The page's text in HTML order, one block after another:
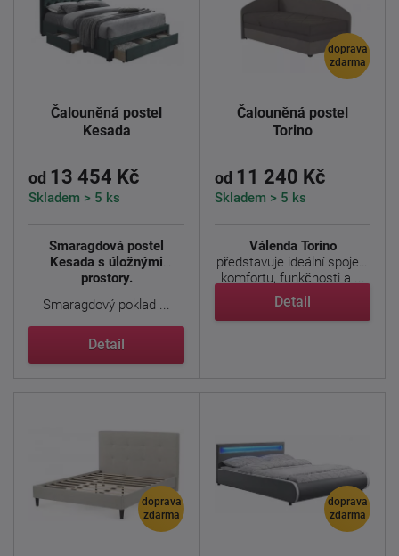
Čalouněná postel
Kesada
od 13 454 Kč
Skladem > 5 ks
Smaragdová postel
Kesada s úložnými
prostory.
Smaragdový poklad ...
Detail
doprava
zdarma
Čalouněná postel
Torino
od 11 240 Kč
Skladem > 5 ks
Válenda Torino
představuje ideální spojení
komfortu, funkčnosti a ...
Detail
doprava
zdarma
doprava
zdarma